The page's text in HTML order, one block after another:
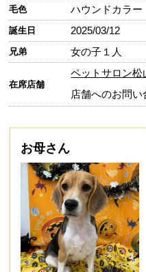
毛色 ハウンドカラー
誕生日 2025/03/12
兄弟 女の子１人
在席店舗
ペットサロン
店舗へのお問い
お母さん